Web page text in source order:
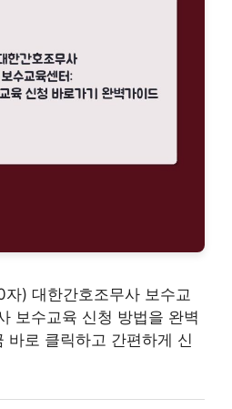
) 대한간호조무사 보수교
보수교육 신청 방법을 완벽
바로 클릭하고 간편하게 신